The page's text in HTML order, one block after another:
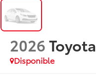
2026Toyota
Disponible